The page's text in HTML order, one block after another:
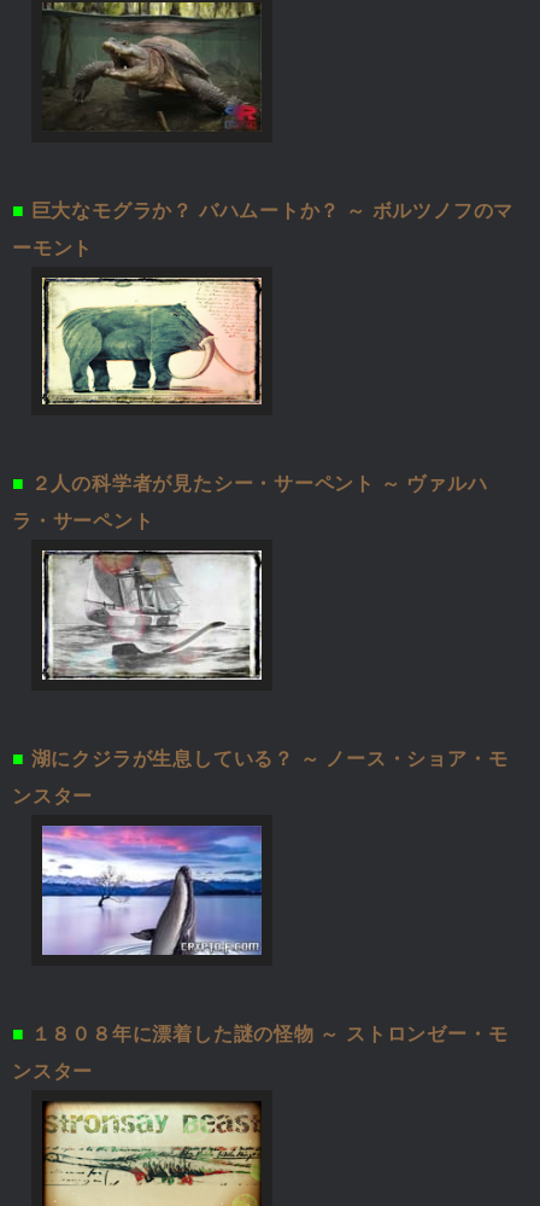
■ 巨大なモグラか？ バハムートか？ ～ ボルツノフのマ
ーモント
■
２人の科学者が見たシー・サーペント ～ ヴァルハ
ラ・サーペント
■ 湖にクジラが生息している？ ～ ノース・ショア・モ
ンスター
■
１８０８年に漂着した謎の怪物 ～ ストロンゼー・モ
ンスター